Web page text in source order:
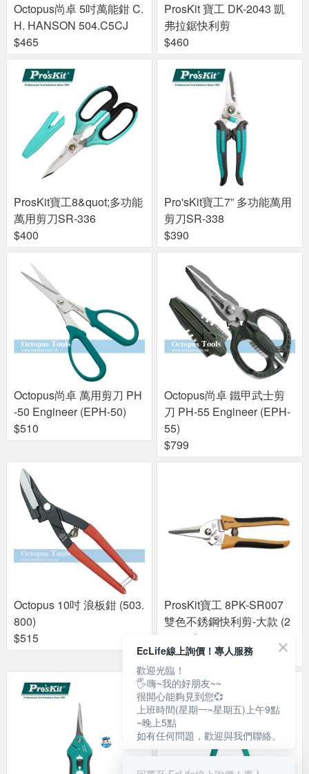
Octopus尚卓 5吋萬能鉗 C.
H. HANSON 504.C5CJ
$465
ProsKit 寶工 DK-2043 凱
弗拉鋸快利剪
$460
ProsKit寶工8&quot;多功能
萬用剪刀SR-336
$400
Pro'sKit寶工7” 多功能萬用
剪刀SR-338
$390
Octopus尚卓 萬用剪刀 PH
-50 Engineer (EPH-50)
$510
Octopus尚卓 鐵甲武士剪
刀 PH-55 Engineer (EPH-
55)
$799
Octopus 10吋 浪板鉗 (503.
800)
$515
ProsKit寶工 8PK-SR007
雙色不銹鋼快利剪-大款 (2
00mm)
$300
EcLife線上詢價！專人服務
歡迎光臨！
🖐嗨~我的好朋友~~
很開心能夠見到您💞
上班時間(星期一~星期五)上午9點
~晚上5點
如有任何問題，歡迎與我們聯絡。